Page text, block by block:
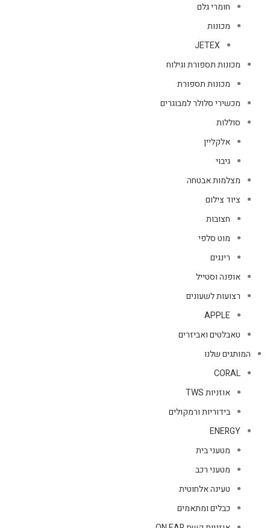
חומרי גלם
מכונות
JETEX
מכונות תספורת וגילוח
מכונות תספורת
מכשירי סלולר למבוגרים
סוללות
אלקליין
גיבוי
מצלמות אבטחה
ציוד צילום
חצובות
מוט סלפי
רינגים
אופנה וסטייל
רצועות לשעונים
APPLE
טאבלטים ואביזרים
המותגים שלנו
CORAL
אוזניות TWS
בידוריות ורמקולים
ENERGY
מטעני בית
מטעני רכב
טעינה אלחוטית
כבלים ומתאמים